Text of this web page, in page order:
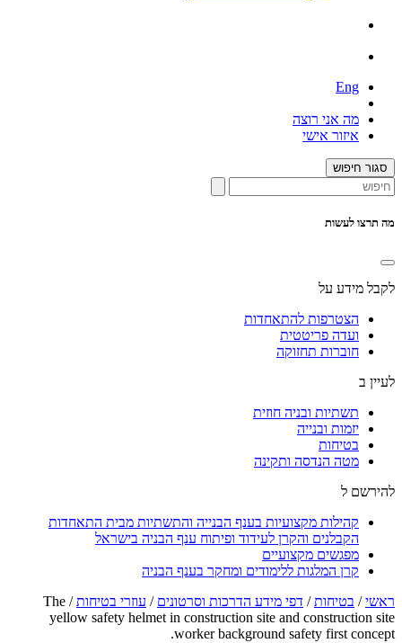
Eng
מה אני רוצה
איזור אישי
סגור חיפוש
מה תרצו לעשות
לקבל מידע על
הצטרפות להתאחדות
ועדה פריטטית
חוברות תחזוקה
לעיין ב
תשתיות ובניה חוזית
יזמות ובנייה
בטיחות
מטה הנדסה ותקינה
להירשם ל
קהילות מקצועיות בענף הבנייה והתשתיות מבית התאחדות
הקבלנים והקרן לעידוד ופיתוח ענף הבניה בישראל
מפגשים מקצועיים
קרן המלגות ללימודים ומחקר בענף הבניה
ראשי/ בטיחות/ דפי מידע הדרכות וסרטונים / עוזרי בטיחות/
The
yellow safety helmet in construction site and construction site
worker background safety first concept.